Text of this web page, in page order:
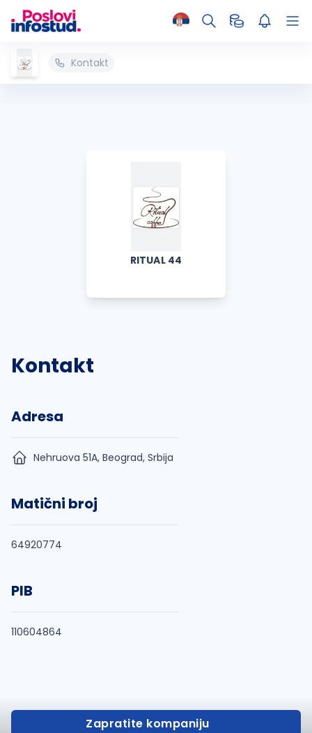
Kontakt
RITUAL 44
Kontakt
Adresa
Nehruova 51A, Beograd, Srbija
Matični broj
64920774
PIB
110604864
Zapratite kompaniju